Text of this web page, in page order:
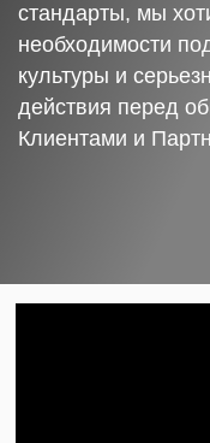
стандарты, мы
необходимости
культуры и
действия перед
Клиентами и